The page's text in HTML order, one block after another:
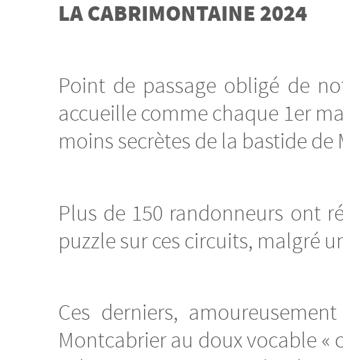
LA CABRIMONTAINE 2024
Point de passage obligé de
accueille comme chaque 1er
moins secrètes de la bastide de
Plus de 150 randonneurs ont
puzzle sur ces circuits, malgré
Ces derniers,
Montcabrier au doux vocable «